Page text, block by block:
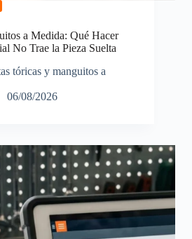
a Medida: Qué Hacer
No Trae la Pieza Suelta
tóricas y manguitos a
06/08/2026